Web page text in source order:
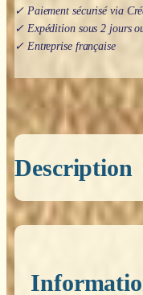
✓ Paiement sécurisé via
✓ Expédition sous 2 jours
✓ Entreprise française
Description